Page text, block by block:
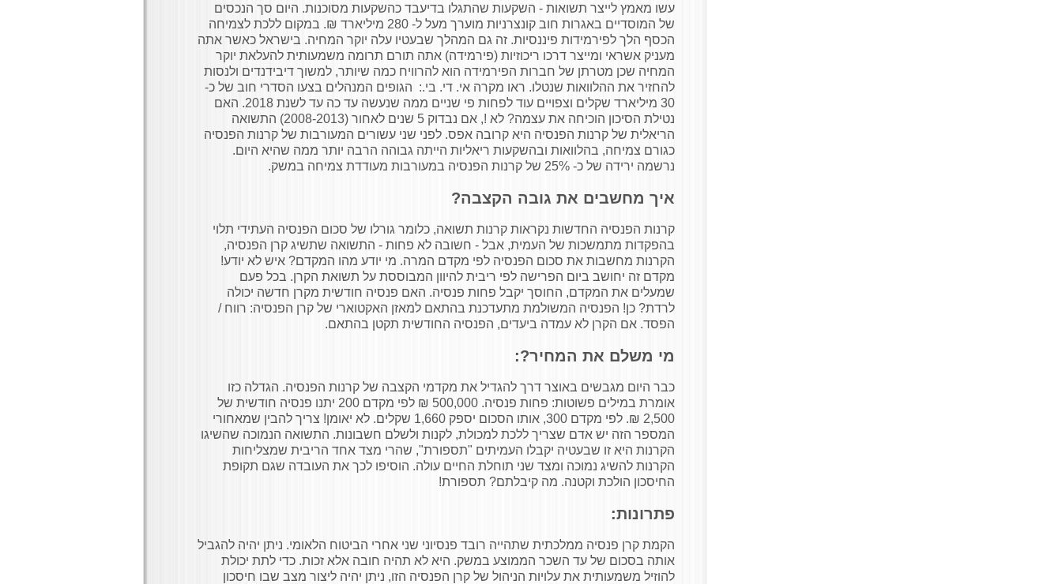
עשו מאמץ לייצר תשואות - השקעות שהתגלו בדיעבד כהשקעות מסוכנות. היום סך הנכסים
של המוסדיים באגרות חוב קונצרניות מוערך מעל ל- 280 מיליארד ₪. במקום ללכת לצמיחה
הכסף הלך לפירמידות פיננסיות. זה גם המהלך שבעטיו עלה יוקר המחיה. בישראל כאשר אתה
מעניק אשראי ומייצר דרכו ריכוזיות (פירמידה) אתה תורם תרומה משמעותית להעלאת יוקר
המחיה שכן מטרתן של חברות הפירמידה הוא להרוויח כמה שיותר, למשוך דיבידנדים ולנסות
להחזיר את ההלוואות שנטלו. ראו מקרה אי. די. בי.: הגופים המנהלים בצעו הסדרי חוב של כ-
30 מיליארד שקלים וצפויים עוד לפחות פי שניים ממה שנעשה עד כה עד לשנת 2018. האם
נטילת הסיכון הוכיחה את עצמה? לא !, אם נבדוק 5 שנים לאחור (2008-2013) התשואה
הריאלית של קרנות הפנסיה היא קרובה אפס. לפני שני עשורים המעורבות של קרנות הפנסיה
כגורם צמיחה, בהלוואות ובהשקעות ריאליות הייתה גבוהה הרבה יותר ממה שהיא היום.
נרשמה ירידה של כ- 25% של קרנות הפנסיה במעורבות מעודדת צמיחה במשק.
איך מחשבים את גובה הקצבה?
קרנות הפנסיה החדשות נקראות קרנות תשואה, כלומר גורלו של סכום הפנסיה העתידי תלוי
בהפקדות מתמשכות של העמית, אבל - חשובה לא פחות - התשואה שתשיג קרן הפנסיה,
הקרנות מחשבות את סכום הפנסיה לפי מקדם המרה. מי יודע מהו המקדם? איש לא יודע!
מקדם זה יחושב ביום הפרישה לפי ריבית להיוון המבוססת על תשואת הקרן. בכל פעם
שמעלים את המקדם, החוסך יקבל פחות פנסיה. האם פנסיה חודשית מקרן חדשה יכולה
לרדת? כן! הפנסיה המשולמת מתעדכנת בהתאם למאזן האקטוארי של קרן הפנסיה: רווח /
הפסד. אם הקרן לא עמדה ביעדים, הפנסיה החודשית תקטן בהתאם.
מי משלם את המחיר?:
כבר היום מגבשים באוצר דרך להגדיל את מקדמי הקצבה של קרנות הפנסיה. הגדלה כזו
אומרת במילים פשוטות: פחות פנסיה. 500,000 ₪ לפי מקדם 200 יתנו פנסיה חודשית של
2,500 ₪. לפי מקדם 300, אותו הסכום יספק 1,660 שקלים. לא יאומן! צריך להבין שמאחורי
המספר הזה יש אדם שצריך ללכת למכולת, לקנות ולשלם חשבונות. התשואה הנמוכה שהשיגו
הקרנות היא זו שבעטיה יקבלו העמיתים "תספורת", שהרי מצד אחד הריבית שמצליחות
הקרנות להשיג נמוכה ומצד שני תוחלת החיים עולה. הוסיפו לכך את העובדה שגם תקופת
החיסכון הולכת וקטנה. מה קיבלתם? תספורת!
פתרונות:
הקמת קרן פנסיה ממלכתית שתהייה רובד פנסיוני שני אחרי הביטוח הלאומי. ניתן יהיה להגביל
אותה בסכום של עד השכר הממוצע במשק. היא לא תהיה חובה אלא זכות. כדי לתת יכולת
להוזיל משמעותית את עלויות הניהול של קרן הפנסיה הזו, ניתן יהיה ליצור מצב שבו חיסכון